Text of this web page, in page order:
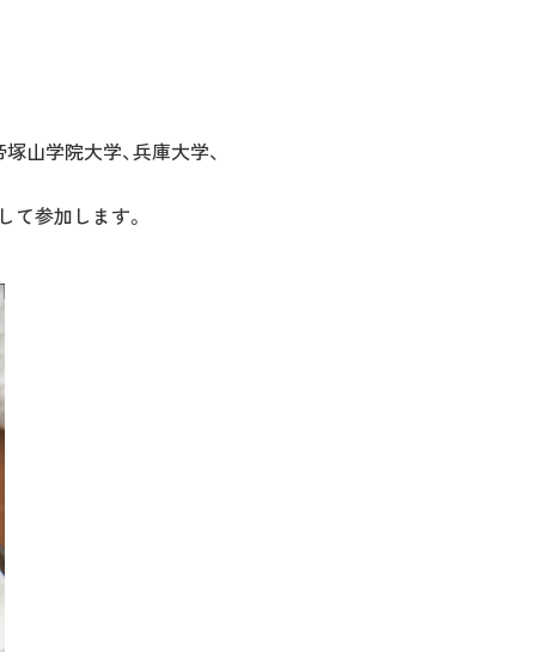
山学院大学、兵庫大学、
て参加します。